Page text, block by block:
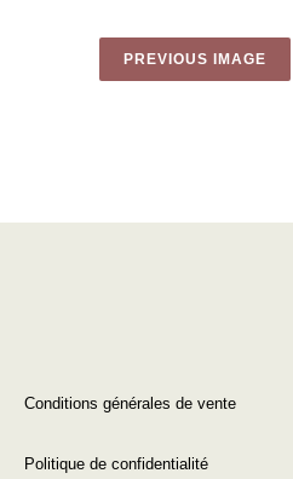
PREVIOUS IMAGE
Conditions générales de vente
Politique de confidentialité